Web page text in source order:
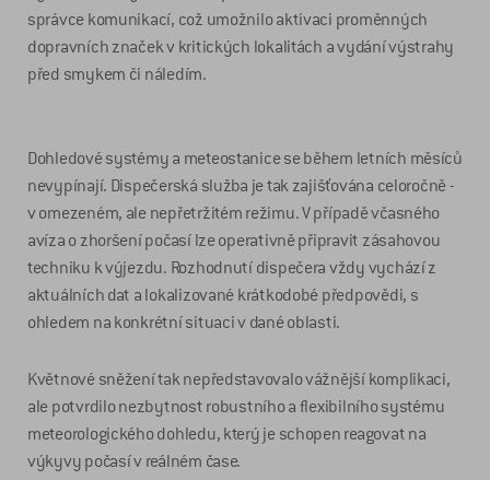
správce komunikací, což umožnilo aktivaci proměnných
dopravních značek v kritických lokalitách a vydání výstrahy
před smykem či náledím.
Dohledové systémy a meteostanice se během letních měsíců
nevypínají. Dispečerská služba je tak zajišťována celoročně -
v omezeném, ale nepřetržitém režimu. V případě včasného
avíza o zhoršení počasí lze operativně připravit zásahovou
techniku k výjezdu. Rozhodnutí dispečera vždy vychází z
aktuálních dat a lokalizované krátkodobé předpovědi, s
ohledem na konkrétní situaci v dané oblasti.
Květnové sněžení tak nepředstavovalo vážnější komplikaci,
ale potvrdilo nezbytnost robustního a flexibilního systému
meteorologického dohledu, který je schopen reagovat na
výkyvy počasí v reálném čase.